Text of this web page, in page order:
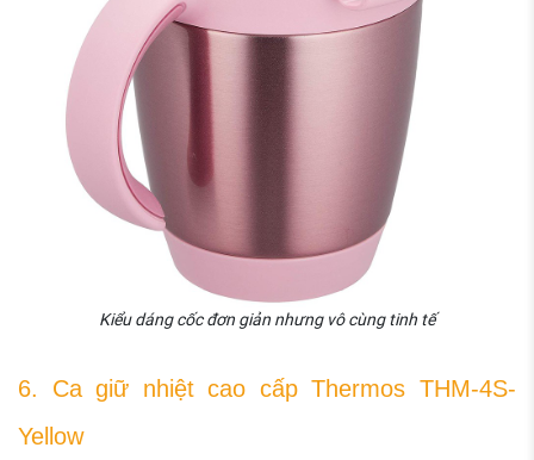
Kiểu dáng cốc đơn giản nhưng vô cùng tinh tế
6. Ca giữ nhiệt cao cấp Thermos THM-4S-
Yellow